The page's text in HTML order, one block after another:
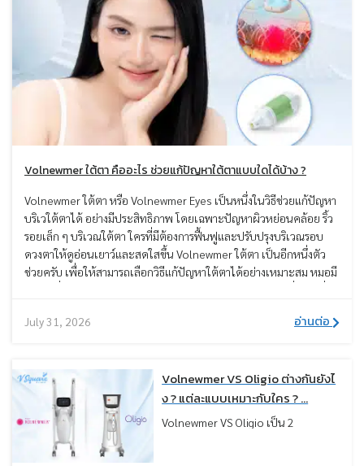
Volnewmer ใต้ตา คืออะไร ช่วยแก้ปัญหาใต้ตาแบบใดได้บ้าง ?
Volnewmer ใต้ตา หรือ Volnewmer Eyes เป็นหนึ่งในวิธีช่วยแก้ปัญหา
บริเวใต้ตาได้ อย่างมีประสิทธิภาพ โดยเฉพาะปัญหาผิวหย่อนคล้อย ริ้ว
รอยเล็ก ๆ บริเวณใต้ตา ใครที่มีต้องการฟื้นฟูและปรับปรุงบริเวณรอบ
ดวงตาให้ดูอ่อนเยาว์และสดใสขึ้น Volnewmer ใต้ตา เป็นอีกหนึ่งตัว
ช่วยครับ เพื่อให้สามารถเลือกวิธีแก้ปัญหาใต้ตาได้อย่างเหมาะสม หมอมี
July 31, 2026
อ่านต่อ
Volnewmer VS Oligio ต่างกันยังไ
ง ? แต่ละแบบเหมาะกับใคร ? ...
Volnewmer VS Oligio เป็น 2